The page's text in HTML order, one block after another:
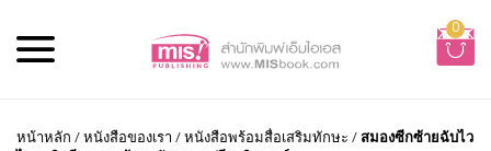
0
หน้าหลัก /หนังสือของเรา /หนังสือพร้อมสื่อเสริมทักษะ /สมองซีกซ้ายฉับไว